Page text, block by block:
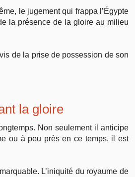
le jugement qui frappa l’Égypte
la présence de la gloire au milieu
de la prise de possession de son
la gloire
Non seulement il anticipe
ou à peu près en ce temps, il est
L’iniquité du royaume de